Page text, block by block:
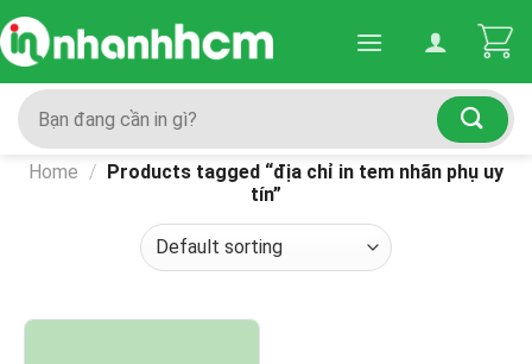
Skip
to
content
Search
for:
Home / Products tagged “địa chỉ in tem nhãn phụ uy
tín”